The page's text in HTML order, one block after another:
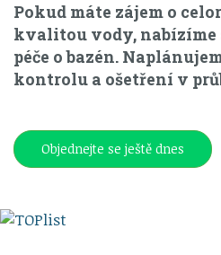
Pokud máte zájem o
kvalitou vody, nabízíme
péče o bazén.
kontrolu a ošetření v
Objednejte se ještě dnes